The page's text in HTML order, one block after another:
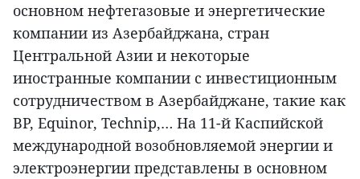
основном нефтегазовые и энергетические
компании из Азербайджана, стран
Центральной Азии и некоторые
иностранные компании с инвестиционным
сотрудничеством в Азербайджане, такие как
BP, Equinor, Technip,… На 11-й Каспийской
международной возобновляемой энергии и
электроэнергии представлены в основном